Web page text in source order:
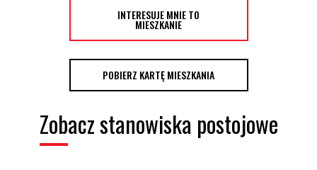
INTERESUJE MNIE TO
MIESZKANIE
POBIERZ KARTĘ MIESZKANIA
Zobacz stanowiska postojowe